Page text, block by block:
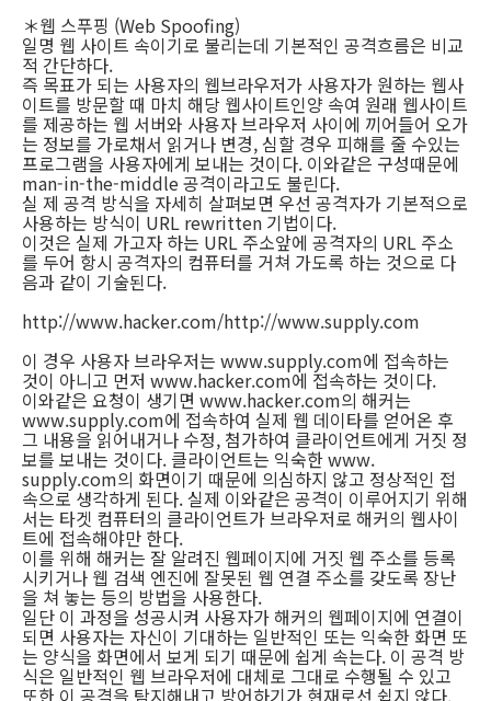
＊웹 스푸핑 (Web Spoofing)
일명 웹 사이트 속이기로 불리는데 기본적인 공격흐름은 비교
적 간단하다.
즉 목표가 되는 사용자의 웹브라우저가 사용자가 원하는 웹사
이트를 방문할 때 마치 해당 웹사이트인양 속여 원래 웹사이트
를 제공하는 웹 서버와 사용자 브라우저 사이에 끼어들어 오가
는 정보를 가로채서 읽거나 변경, 심할 경우 피해를 줄 수있는
프로그램을 사용자에게 보내는 것이다. 이와같은 구성때문에
man-in-the-middle 공격이라고도 불린다.
실 제 공격 방식을 자세히 살펴보면 우선 공격자가 기본적으로
사용하는 방식이 URL rewritten 기법이다.
이것은 실제 가고자 하는 URL 주소앞에 공격자의 URL 주소
를 두어 항시 공격자의 컴퓨터를 거쳐 가도록 하는 것으로 다
음과 같이 기술된다.
http://www.hacker.com/http://www.supply.com
이 경우 사용자 브라우저는 www.supply.com에 접속하는
것이 아니고 먼저 www.hacker.com에 접속하는 것이다.
이와같은 요청이 생기면 www.hacker.com의 해커는
www.supply.com에 접속하여 실제 웹 데이타를 얻어온 후
그 내용을 읽어내거나 수정, 첨가하여 클라이언트에게 거짓 정
보를 보내는 것이다. 클라이언트는 익숙한 www.
supply.com의 화면이기 때문에 의심하지 않고 정상적인 접
속으로 생각하게 된다. 실제 이와같은 공격이 이루어지기 위해
서는 타겟 컴퓨터의 클라이언트가 브라우저로 해커의 웹사이
트에 접속해야만 한다.
이를 위해 해커는 잘 알려진 웹페이지에 거짓 웹 주소를 등록
시키거나 웹 검색 엔진에 잘못된 웹 연결 주소를 갖도록 장난
을 쳐 놓는 등의 방법을 사용한다.
일단 이 과정을 성공시켜 사용자가 해커의 웹페이지에 연결이
되면 사용자는 자신이 기대하는 일반적인 또는 익숙한 화면 또
는 양식을 화면에서 보게 되기 때문에 쉽게 속는다. 이 공격 방
식은 일반적인 웹 브라우저에 대체로 그대로 수행될 수 있고
또한 이 공격을 탐지해내고 방어하기가 현재로선 쉽지 않다.